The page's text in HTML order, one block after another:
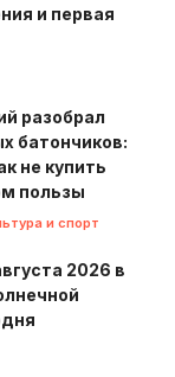
и первая
разобрал
батончиков:
не купить
пользы
и спорт
2026 в